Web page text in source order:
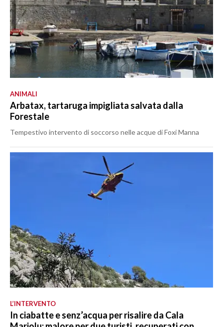
ANIMALI
Arbatax, tartaruga impigliata salvata dalla
Forestale
Tempestivo intervento di soccorso nelle acque di Foxi Manna
L’INTERVENTO
In ciabatte e senz’acqua per risalire da Cala